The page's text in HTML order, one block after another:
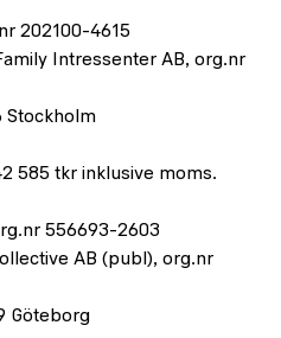
202100-4615
Intressenter AB, org.nr
Stockholm
585 tkr inklusive moms.
556693-2603
AB (publ), org.nr
Göteborg